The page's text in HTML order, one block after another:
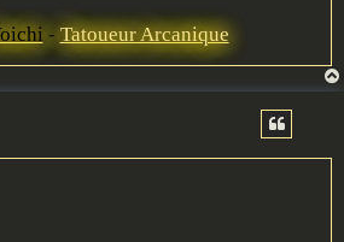
- Tatoueur Arcanique